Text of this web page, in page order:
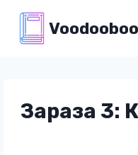
содержимому
Зараза 3: